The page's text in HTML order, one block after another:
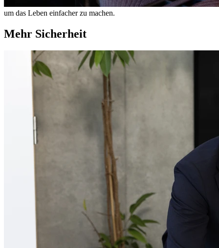
um das Leben einfacher zu machen.
Mehr Sicherheit